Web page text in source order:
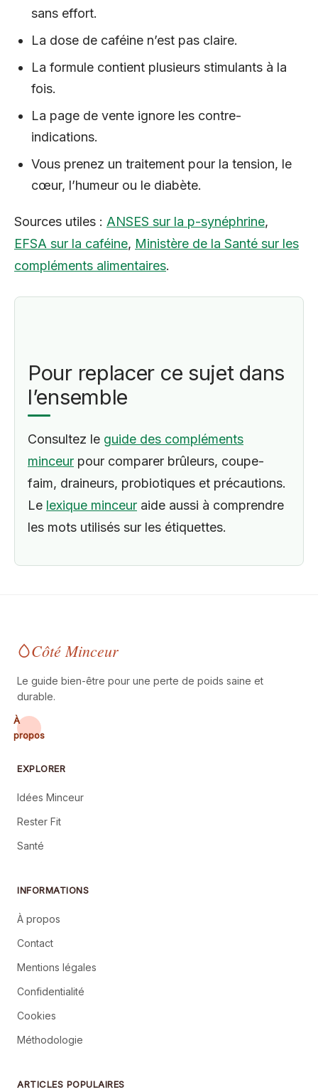
sans effort.
La dose de caféine n’est pas claire.
La formule contient plusieurs stimulants à la
fois.
La page de vente ignore les contre-
indications.
Vous prenez un traitement pour la tension, le
cœur, l’humeur ou le diabète.
Sources utiles : ANSES sur la p-synéphrine,
EFSA sur la caféine, Ministère de la Santé sur les
compléments alimentaires.
Pour replacer ce sujet dans
l’ensemble
Consultez le guide des compléments
minceur pour comparer brûleurs, coupe-
faim, draineurs, probiotiques et précautions.
Le lexique minceur aide aussi à comprendre
les mots utilisés sur les étiquettes.
Côté Minceur
Le guide bien-être pour une perte de poids saine et
durable.
À
propos
EXPLORER
Idées Minceur
Rester Fit
Santé
INFORMATIONS
À propos
Contact
Mentions légales
Confidentialité
Cookies
Méthodologie
ARTICLES POPULAIRES